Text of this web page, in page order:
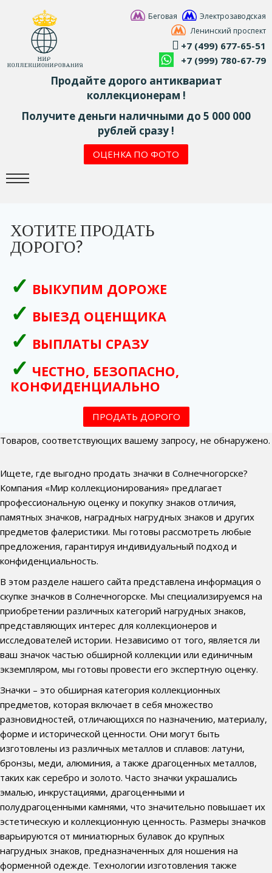
Беговая
Электрозаводская
Ленинский проспект
+7 (499) 677-65-51
+7 (999) 780-67-79
Продайте дорого антиквариат
коллекционерам !
Получите деньги наличными до 5 000 000
рублей сразу !
ОЦЕНКА ПО ФОТО
ХОТИТЕ ПРОДАТЬ
ДОРОГО?
ВЫКУПИМ ДОРОЖЕ
ВЫЕЗД ОЦЕНЩИКА
ВЫПЛАТЫ СРАЗУ
ЧЕСТНО, БЕЗОПАСНО,
КОНФИДЕНЦИАЛЬНО
ПРОДАТЬ ДОРОГО
Товаров, соответствующих вашему запросу, не обнаружено.
Ищете, где выгодно продать значки в Солнечногорске?
Компания «Мир коллекционирования» предлагает
профессиональную оценку и покупку знаков отличия,
памятных значков, наградных нагрудных знаков и других
предметов фалеристики. Мы готовы рассмотреть любые
предложения, гарантируя индивидуальный подход и
конфиденциальность.
В этом разделе нашего сайта представлена информация о
скупке значков в Солнечногорске. Мы специализируемся на
приобретении различных категорий нагрудных знаков,
представляющих интерес для коллекционеров и
исследователей истории. Независимо от того, является ли
ваш значок частью обширной коллекции или единичным
экземпляром, мы готовы провести его экспертную оценку.
Значки – это обширная категория коллекционных
предметов, которая включает в себя множество
разновидностей, отличающихся по назначению, материалу,
форме и исторической ценности. Они могут быть
изготовлены из различных металлов и сплавов: латуни,
бронзы, меди, алюминия, а также драгоценных металлов,
таких как серебро и золото. Часто значки украшались
эмалью, инкрустациями, драгоценными и
полудрагоценными камнями, что значительно повышает их
эстетическую и коллекционную ценность. Размеры значков
варьируются от миниатюрных булавок до крупных
нагрудных знаков, предназначенных для ношения на
форменной одежде. Технологии изготовления также